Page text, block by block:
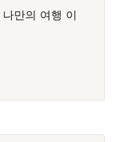
만의 여행 이